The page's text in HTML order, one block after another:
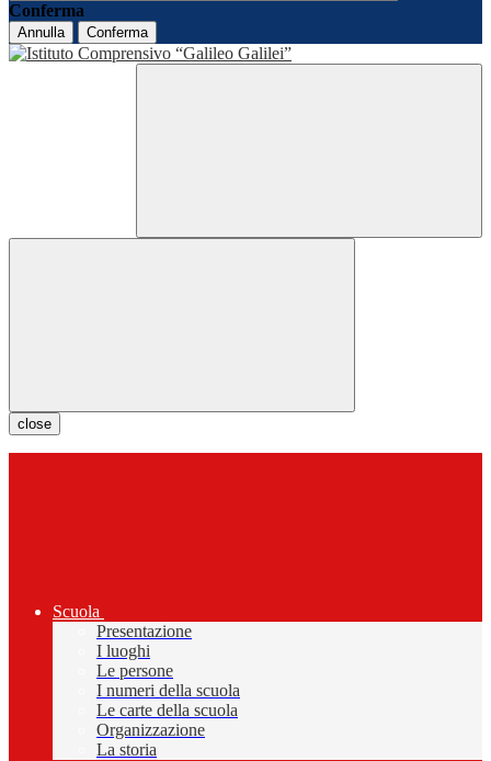
Conferma
Annulla Conferma
close
Scuola
Presentazione
I luoghi
Le persone
I numeri della scuola
Le carte della scuola
Organizzazione
La storia